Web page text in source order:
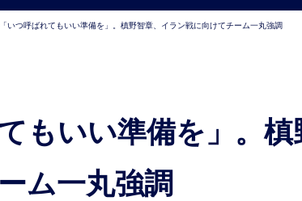
「いつ呼ばれてもいい準備を」。槙野智章、イラン戦に向けてチーム一丸強調
ム一丸強調